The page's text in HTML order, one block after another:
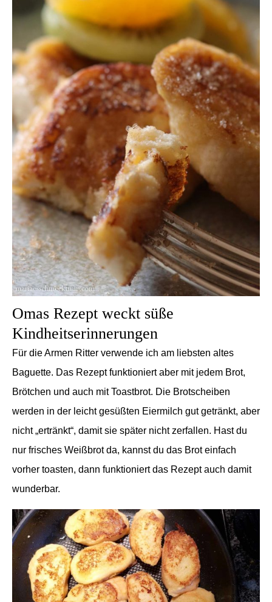
Omas Rezept weckt süße
Kindheitserinnerungen
Für die Armen Ritter verwende ich am liebsten altes
Baguette. Das Rezept funktioniert aber mit jedem Brot,
Brötchen und auch mit Toastbrot. Die Brotscheiben
werden in der leicht gesüßten Eiermilch gut getränkt, aber
nicht „ertränkt“, damit sie später nicht zerfallen. Hast du
nur frisches Weißbrot da, kannst du das Brot einfach
vorher toasten, dann funktioniert das Rezept auch damit
wunderbar.